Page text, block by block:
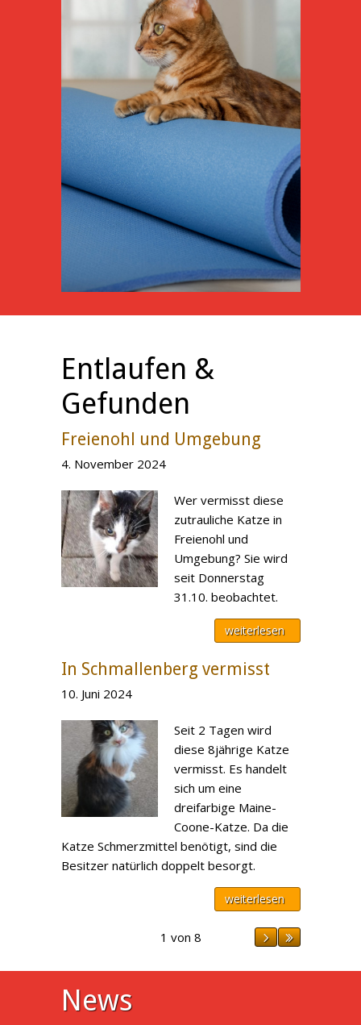
Entlaufen &
Gefunden
Freienohl und Umgebung
4. November 2024
Wer vermisst diese
zutrauliche Katze in
Freienohl und
Umgebung? Sie wird
seit Donnerstag
31.10. beobachtet.
weiterlesen
In Schmallenberg vermisst
10. Juni 2024
Seit 2 Tagen wird
diese 8jährige Katze
vermisst. Es handelt
sich um eine
dreifarbige Maine-
Coone-Katze. Da die
Katze Schmerzmittel benötigt, sind die
Besitzer natürlich doppelt besorgt.
weiterlesen
1 von 8
News